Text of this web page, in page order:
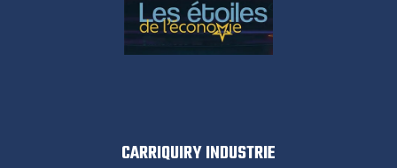
CARRIQUIRY INDUSTRIE